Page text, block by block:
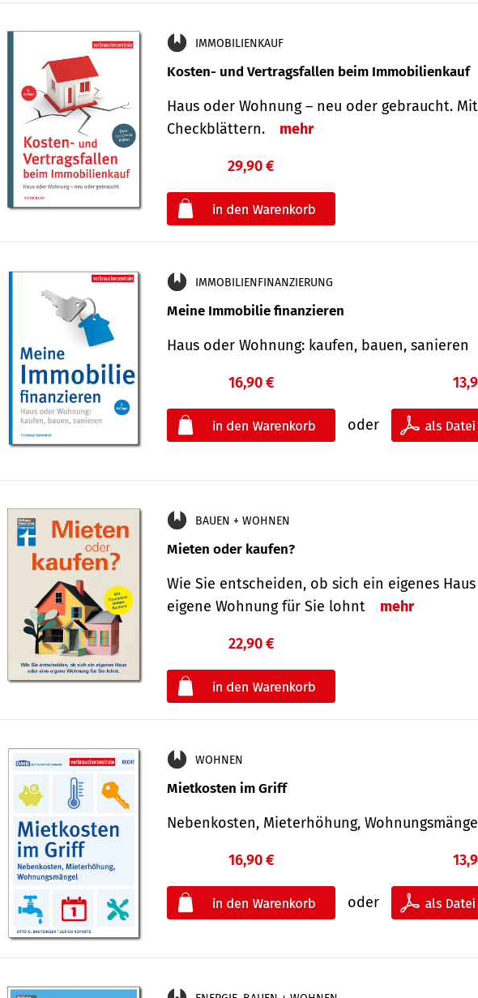
IMMOBILIENKAUF
Kosten- und Vertragsfallen beim Immobilienkauf
Haus oder Wohnung – neu oder gebraucht.
Check­blättern.
mehr
29,90 €
IMMOBILIENFINANZIERUNG
Meine Immobilie finanzieren
Haus oder Wohnung: kaufen, bauen, sanieren
16,90 €
oder
BAUEN + WOHNEN
Mieten oder kaufen?
Wie Sie entscheiden, ob sich ein eigenes
eigene Wohnung für Sie lohnt
mehr
22,90 €
WOHNEN
Mietkosten im Griff
Nebenkosten, Mieterhöhung,
16,90 €
oder